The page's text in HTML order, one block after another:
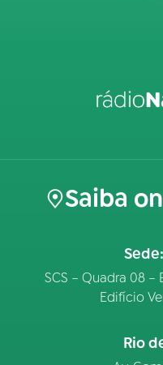
Saiba
SCS – Quadra 08 –
Edifício
Rio